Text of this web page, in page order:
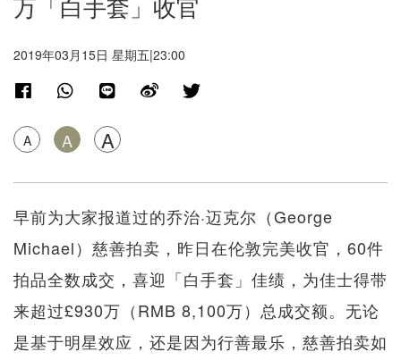
2019年03月15日 星期五|23:00
A A A
早前为大家报道过的乔治·迈克尔（George
Michael）慈善拍卖，昨日在伦敦完美收官，60件
拍品全数成交，喜迎「白手套」佳绩，为佳士得带
来超过£930万（RMB 8,100万）总成交额。无论
是基于明星效应，还是因为行善最乐，慈善拍卖如